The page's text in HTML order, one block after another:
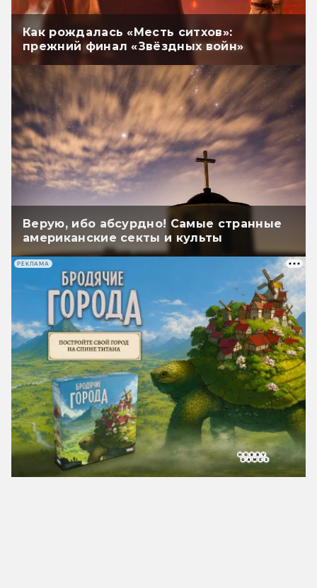
Как рождалась «Месть ситхов»:
прежний финал «Звёздных войн»
Верую, ибо абсурдно! Самые странные
американские секты и культы
РЕКЛАМА